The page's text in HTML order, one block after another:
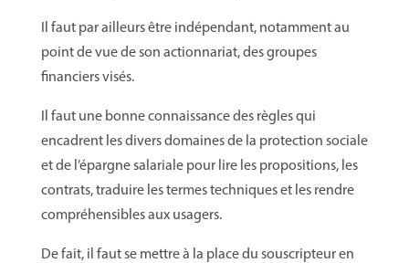
Il faut par ailleurs être indépendant, notamment au
point de vue de son actionnariat, des groupes
financiers visés.
Il faut une bonne connaissance des règles qui
encadrent les divers domaines de la protection sociale
et de l’épargne salariale pour lire les propositions, les
contrats, traduire les termes techniques et les rendre
compréhensibles aux usagers.
De fait, il faut se mettre à la place du souscripteur en